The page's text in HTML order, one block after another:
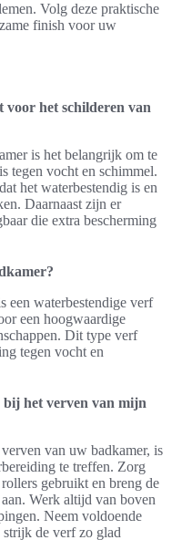
Volg deze praktische
finish voor uw
voor het schilderen van
is het belangrijk om te
tegen vocht en schimmel.
het waterbestendig is en
Daarnaast zijn er
die extra bescherming
een waterbestendige verf
een hoogwaardige
Dit type verf
tegen vocht en
het verven van mijn
van uw badkamer, is
te treffen. Zorg
gebruikt en breng de
Werk altijd van boven
Neem voldoende
strijk de verf zo glad